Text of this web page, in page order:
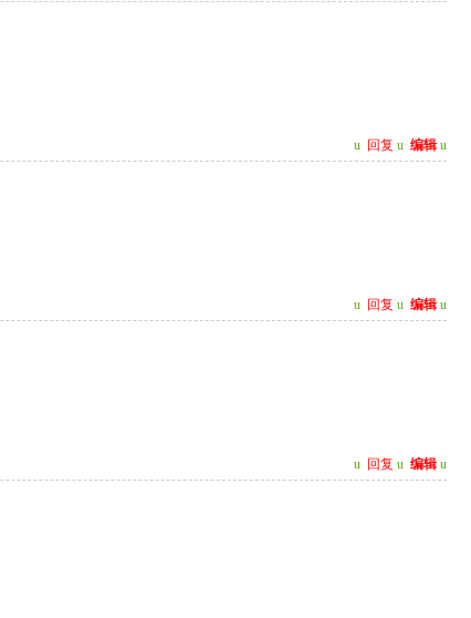
u 回复 u 编辑 u
u 回复 u 编辑 u
u 回复 u 编辑 u